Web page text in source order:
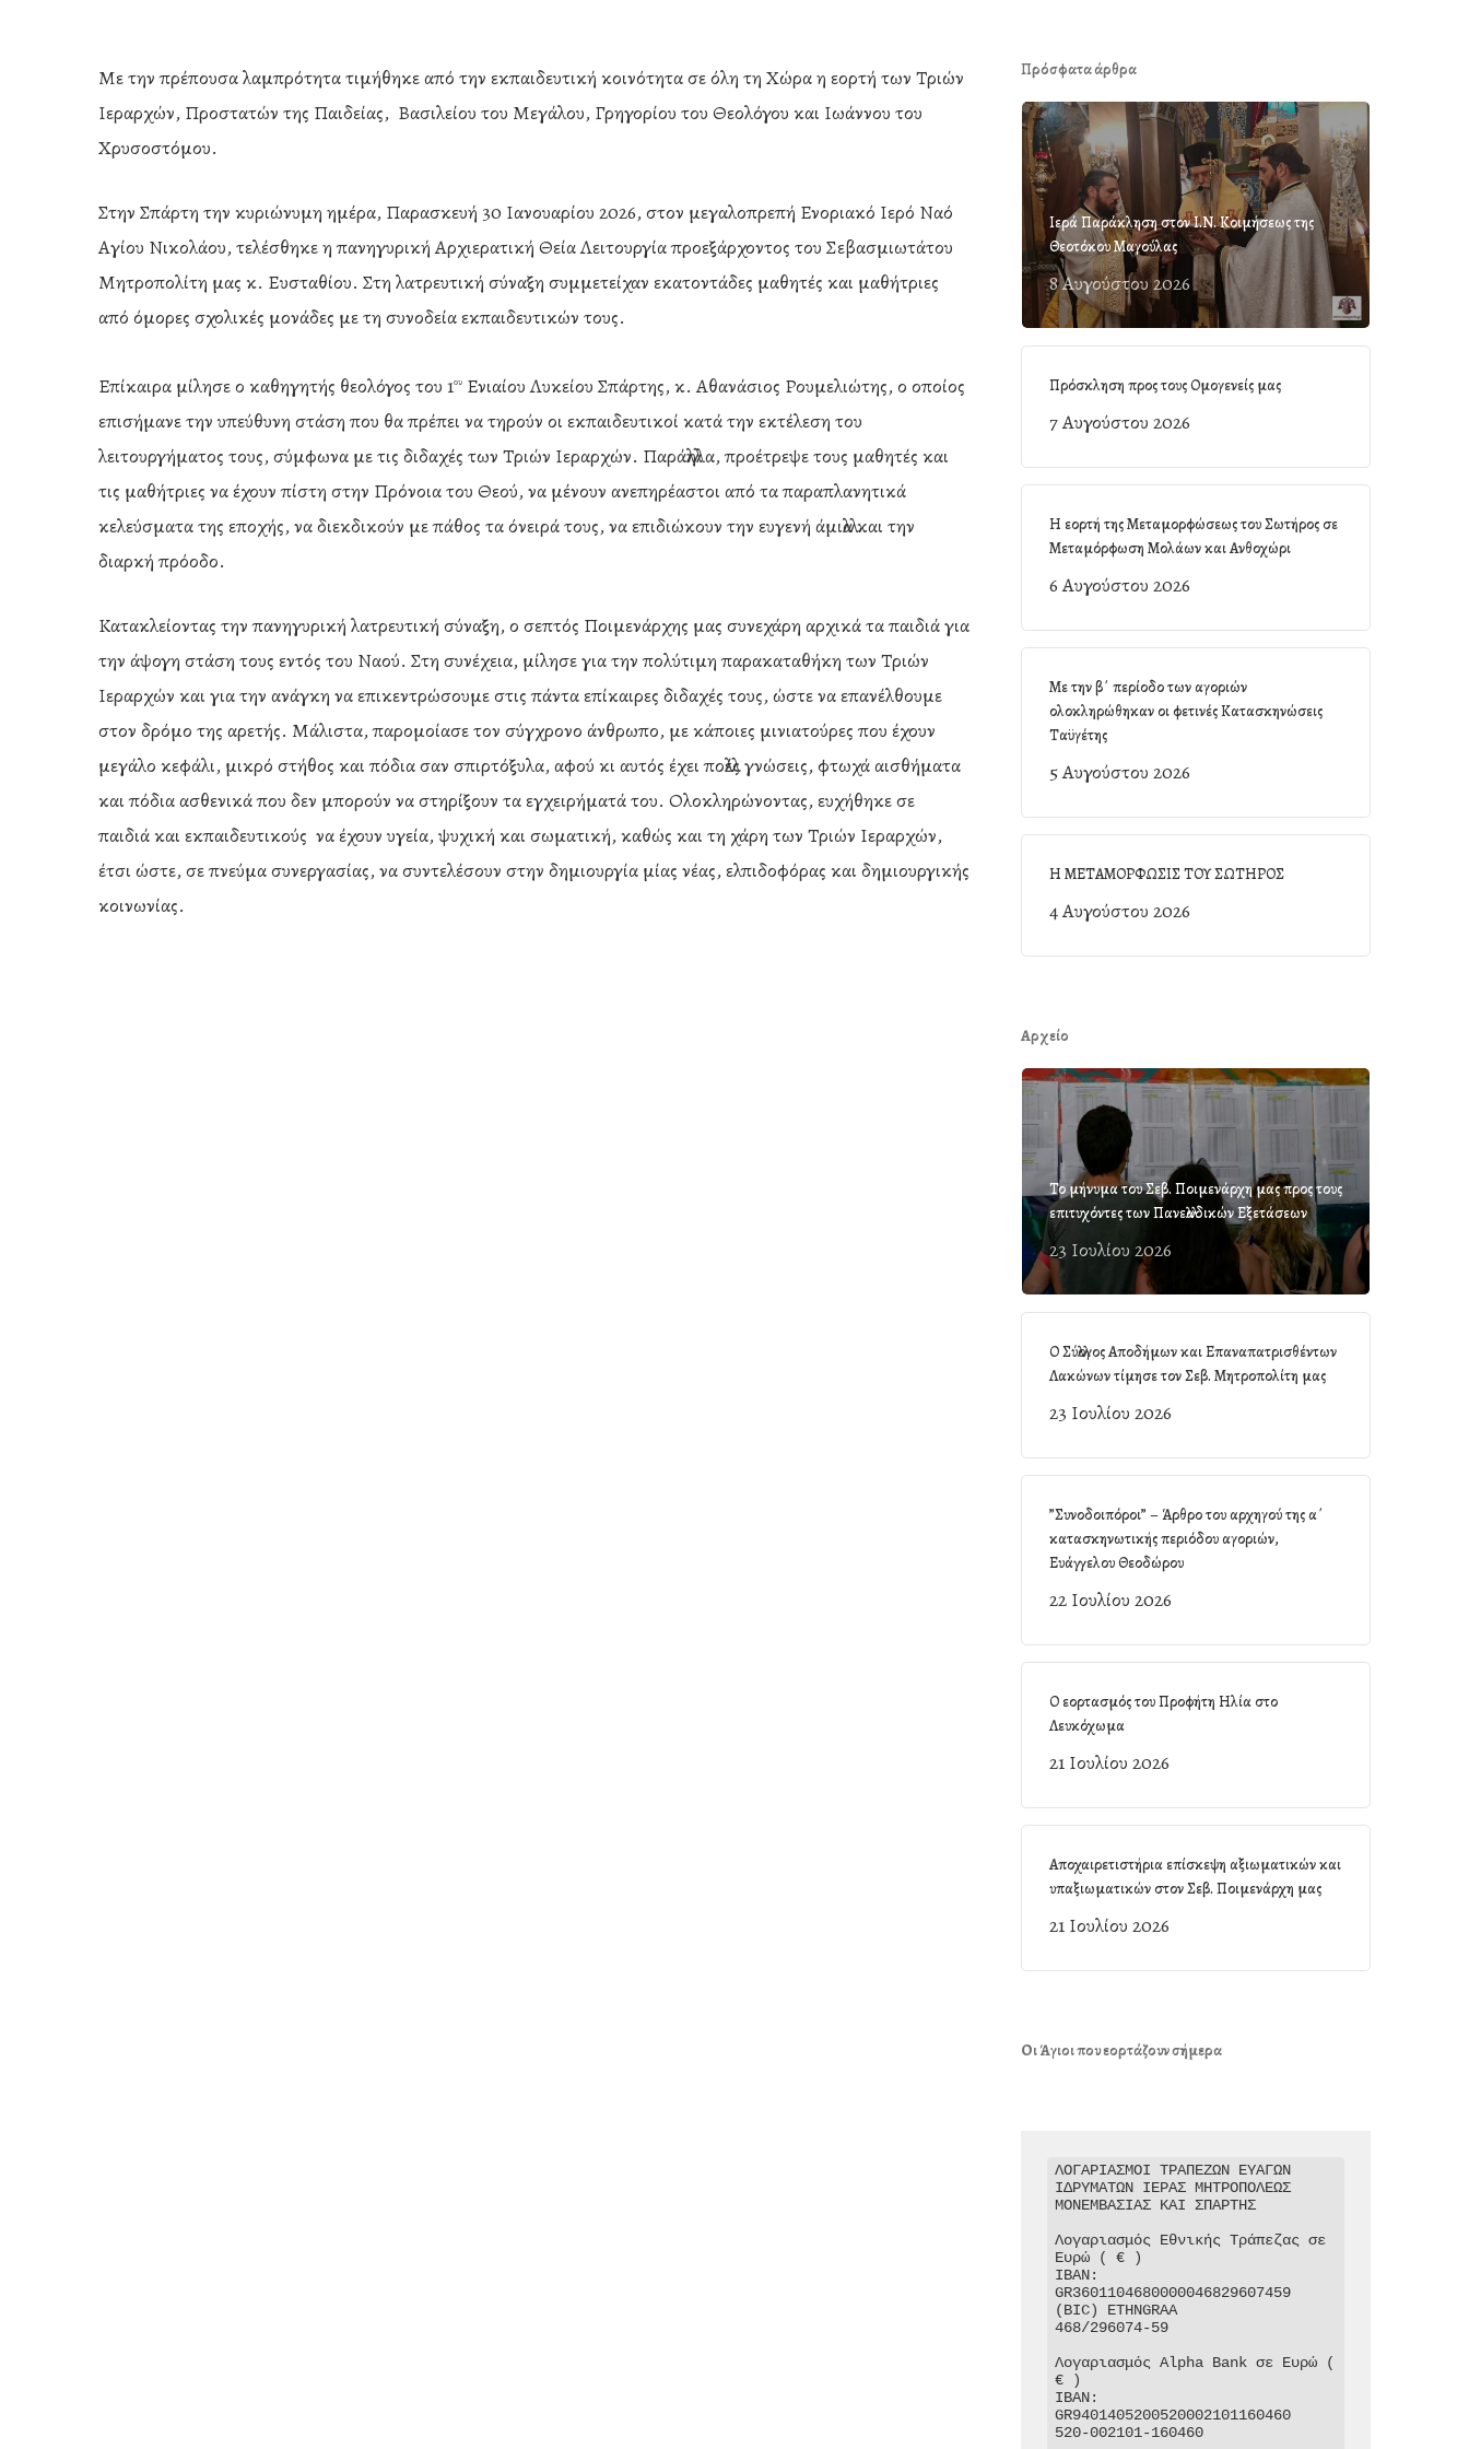
Hit enter to search or ESC to close
Με την πρέπουσα λαμπρότητα τιμήθηκε από την εκπαιδευτική κοινότητα σε όλη τη Χώρα η εορτή των Τριών
Ιεραρχών, Προστατών της Παιδείας, Βασιλείου του Mεγάλου, Γρηγορίου του Θεολόγου και Ιωάννου του
Χρυσοστόμου.
Στην Σπάρτη την κυριώνυμη ημέρα, Παρασκευή 30 Ιανουαρίου 2026, στον μεγαλοπρεπή Ενοριακό Ιερό Ναό
Αγίου Νικολάου, τελέσθηκε η πανηγυρική Αρχιερατική Θεία Λειτουργία προεξάρχοντος του Σεβασμιωτάτου
Μητροπολίτη μας κ. Ευσταθίου. Στη λατρευτική σύναξη συμμετείχαν εκατοντάδες μαθητές και μαθήτριες
από όμορες σχολικές μονάδες με τη συνοδεία εκπαιδευτικών τους.
Επίκαιρα μίλησε ο καθηγητής θεολόγος του 1ου Ενιαίου Λυκείου Σπάρτης, κ. Αθανάσιος Ρουμελιώτης, ο οποίος
επισήμανε την υπεύθυνη στάση που θα πρέπει να τηρούν οι εκπαιδευτικοί κατά την εκτέλεση του
λειτουργήματος τους, σύμφωνα με τις διδαχές των Τριών Ιεραρχών. Παράλληλα, προέτρεψε τους μαθητές και
τις μαθήτριες να έχουν πίστη στην Πρόνοια του Θεού, να μένουν ανεπηρέαστοι από τα παραπλανητικά
κελεύσματα της εποχής, να διεκδικούν με πάθος τα όνειρά τους, να επιδιώκουν την ευγενή άμιλλα και την
διαρκή πρόοδο.
Κατακλείοντας την πανηγυρική λατρευτική σύναξη, ο σεπτός Ποιμενάρχης μας συνεχάρη αρχικά τα παιδιά για
την άψογη στάση τους εντός του Ναού. Στη συνέχεια, μίλησε για την πολύτιμη παρακαταθήκη των Τριών
Ιεραρχών και για την ανάγκη να επικεντρώσουμε στις πάντα επίκαιρες διδαχές τους, ώστε να επανέλθουμε
στον δρόμο της αρετής. Μάλιστα, παρομοίασε τον σύγχρονο άνθρωπο, με κάποιες μινιατούρες που έχουν
μεγάλο κεφάλι, μικρό στήθος και πόδια σαν σπιρτόξυλα, αφού κι αυτός έχει πολλές γνώσεις, φτωχά αισθήματα
και πόδια ασθενικά που δεν μπορούν να στηρίξουν τα εγχειρήματά του. Ολοκληρώνοντας, ευχήθηκε σε
παιδιά και εκπαιδευτικούς να έχουν υγεία, ψυχική και σωματική, καθώς και τη χάρη των Τριών Ιεραρχών,
έτσι ώστε, σε πνεύμα συνεργασίας, να συντελέσουν στην δημιουργία μίας νέας, ελπιδοφόρας και δημιουργικής
κοινωνίας.
Πρόσφατα άρθρα
Ιερά Παράκληση στον Ι.Ν. Κοιμήσεως της
Θεοτόκου Μαγούλας
8 Αυγούστου 2026
Πρόσκληση προς τους Ομογενείς μας
7 Αυγούστου 2026
Η εορτή της Μεταμορφώσεως του Σωτήρος σε
Μεταμόρφωση Μολάων και Ανθοχώρι
6 Αυγούστου 2026
Με την β΄ περίοδο των αγοριών
ολοκληρώθηκαν οι φετινές Κατασκηνώσεις
Ταϋγέτης
5 Αυγούστου 2026
Η ΜΕΤΑΜΟΡΦΩΣΙΣ ΤΟΥ ΣΩΤΗΡΟΣ
4 Αυγούστου 2026
Αρχείο
Το μήνυμα του Σεβ. Ποιμενάρχη μας προς τους
επιτυχόντες των Πανελλαδικών Εξετάσεων
23 Ιουλίου 2026
Ο Σύλλογος Αποδήμων και Επαναπατρισθέντων
Λακώνων τίμησε τον Σεβ. Μητροπολίτη μας
23 Ιουλίου 2026
”Συνοδοιπόροι” – Άρθρο του αρχηγού της α΄
κατασκηνωτικής περιόδου αγοριών,
Ευάγγελου Θεοδώρου
22 Ιουλίου 2026
Ο εορτασμός του Προφήτη Ηλία στο
Λευκόχωμα
21 Ιουλίου 2026
Αποχαιρετιστήρια επίσκεψη αξιωματικών και
υπαξιωματικών στον Σεβ. Ποιμενάρχη μας
21 Ιουλίου 2026
Οι Άγιοι που εορτάζουν σήμερα
ΛΟΓΑΡΙΑΣΜΟΙ ΤΡΑΠΕΖΩΝ ΕΥΑΓΩΝ
ΙΔΡΥΜΑΤΩΝ ΙΕΡΑΣ ΜΗΤΡΟΠΟΛΕΩΣ
ΜΟΝΕΜΒΑΣΙΑΣ ΚΑΙ ΣΠΑΡΤΗΣ
Λογαριασμός Εθνικής Τράπεζας σε
Ευρώ ( € )
IBAN:
GR3601104680000046829607459
(BIC) ETHNGRAA
468/296074-59
Λογαριασμός Alpha Bank σε Ευρώ (
€ )
IBAN:
GR9401405200520002101160460
520-002101-160460